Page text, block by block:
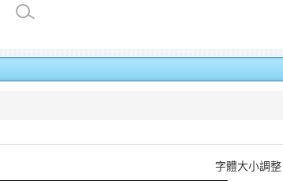
字體大小調整